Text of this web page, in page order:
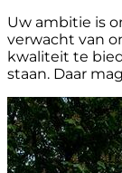
Uw ambitie is
verwacht van
kwaliteit te
staan. Daar